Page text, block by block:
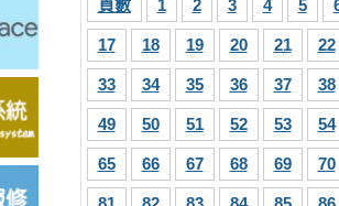
頁數 1 2 3 4 5
17 18 19 20 21 22
33 34 35 36 37 38
49 50 51 52 53 54
65 66 67 68 69 70